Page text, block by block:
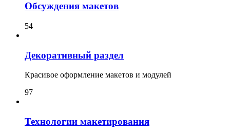
Обсуждения макетов
54
Декоративный раздел
Красивое оформление макетов и модулей
97
Технологии макетирования